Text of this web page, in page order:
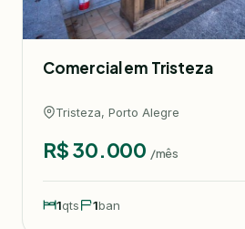
Comercial em Tristeza
Tristeza, Porto Alegre
R$ 30.000 /mês
1qts 1ban